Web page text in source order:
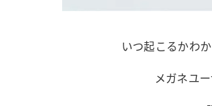
いつ起こるかわ
メガネユ